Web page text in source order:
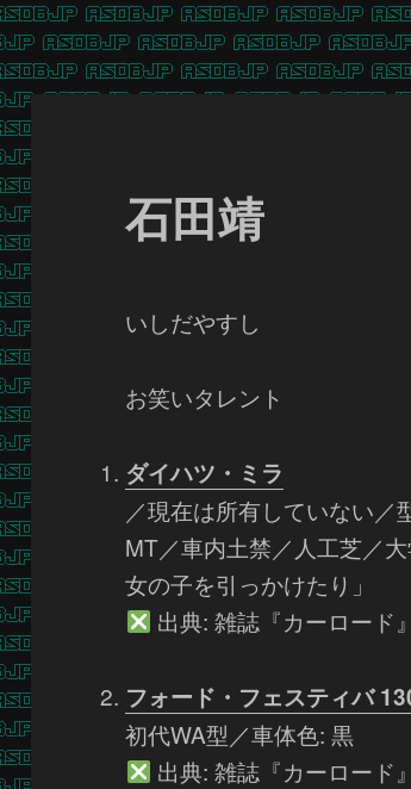
石田靖
いしだやすし
お笑いタレント
ダイハツ・ミラ
／現在は所有していない／
MT／車内土禁／人工芝／
女の子を引っかけたり」
出典: 雑誌『カーロード
フォード・フェスティバ
初代WA型／車体色: 黒
出典: 雑誌『カーロード